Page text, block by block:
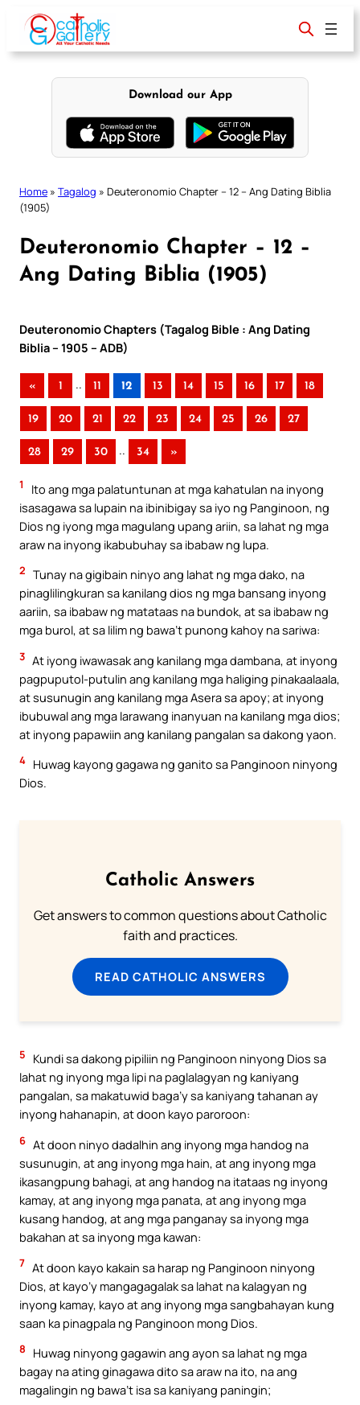
content
Download our App
Home » Tagalog » Deuteronomio Chapter – 12 – Ang Dating Biblia
(1905)
Deuteronomio Chapter – 12 –
Ang Dating Biblia (1905)
Deuteronomio Chapters (Tagalog Bible : Ang Dating
Biblia – 1905 – ADB)
« 1 .. 11 12 13 14 15 16 17 18
19 20 21 22 23 24 25 26 27
28 29 30 .. 34 »
1
Ito ang mga palatuntunan at mga kahatulan na inyong
isasagawa sa lupain na ibinibigay sa iyo ng Panginoon, ng
Dios ng iyong mga magulang upang ariin, sa lahat ng mga
araw na inyong ikabubuhay sa ibabaw ng lupa.
2 Tunay na gigibain ninyo ang lahat ng mga dako, na
pinaglilingkuran sa kanilang dios ng mga bansang inyong
aariin, sa ibabaw ng matataas na bundok, at sa ibabaw ng
mga burol, at sa lilim ng bawa’t punong kahoy na sariwa:
3 At iyong iwawasak ang kanilang mga dambana, at inyong
pagpuputol-putulin ang kanilang mga haliging pinakaalaala,
at susunugin ang kanilang mga Asera sa apoy; at inyong
ibubuwal ang mga larawang inanyuan na kanilang mga dios;
at inyong papawiin ang kanilang pangalan sa dakong yaon.
4 Huwag kayong gagawa ng ganito sa Panginoon ninyong
Dios.
Catholic Answers
Get answers to common questions about Catholic
faith and practices.
READ CATHOLIC ANSWERS
5
Kundi sa dakong pipiliin ng Panginoon ninyong Dios sa
lahat ng inyong mga lipi na paglalagyan ng kaniyang
pangalan, sa makatuwid baga’y sa kaniyang tahanan ay
inyong hahanapin, at doon kayo paroroon:
6 At doon ninyo dadalhin ang inyong mga handog na
susunugin, at ang inyong mga hain, at ang inyong mga
ikasangpung bahagi, at ang handog na itataas ng inyong
kamay, at ang inyong mga panata, at ang inyong mga
kusang handog, at ang mga panganay sa inyong mga
bakahan at sa inyong mga kawan:
7 At doon kayo kakain sa harap ng Panginoon ninyong
Dios, at kayo’y mangagagalak sa lahat na kalagyan ng
inyong kamay, kayo at ang inyong mga sangbahayan kung
saan ka pinagpala ng Panginoon mong Dios.
8
Huwag ninyong gagawin ang ayon sa lahat ng mga
bagay na ating ginagawa dito sa araw na ito, na ang
magalingin ng bawa’t isa sa kaniyang paningin;